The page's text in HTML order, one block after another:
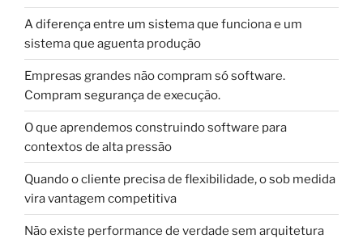
A diferença entre um sistema que funciona e um
sistema que aguenta produção
Empresas grandes não compram só software.
Compram segurança de execução.
O que aprendemos construindo software para
contextos de alta pressão
Quando o cliente precisa de flexibilidade, o sob medida
vira vantagem competitiva
Não existe performance de verdade sem arquitetura